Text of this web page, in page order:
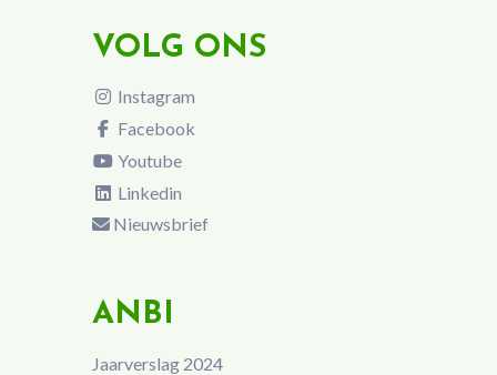
VOLG ONS
Instagram
Facebook
Youtube
Linkedin
Nieuwsbrief
ANBI
Jaarverslag 2024